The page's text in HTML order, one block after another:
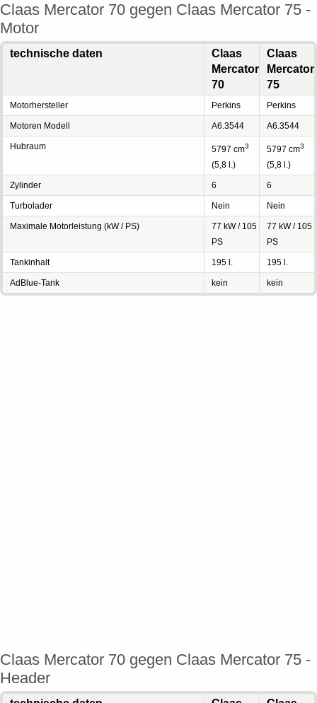
Claas Mercator 70 gegen Claas Mercator 75 -
Motor
technische daten
Claas
Mercator
70
Claas
Mercator
75
Motorhersteller Perkins Perkins
Motoren Modell A6.3544 A6.3544
Hubraum 5797 cm3
(5,8 l.)
5797 cm3
(5,8 l.)
Zylinder 6 6
Turbolader Nein Nein
Maximale Motorleistung (kW / PS)
77 kW / 105
PS
77 kW / 105
PS
Tankinhalt 195 l. 195 l.
AdBlue-Tank kein kein
Claas Mercator 70 gegen Claas Mercator 75 -
Header